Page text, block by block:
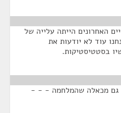
האחרונים הייתה עלייה של
סיוע. אנחנו עוד לא יודעות את
בסטטיסטיקות.